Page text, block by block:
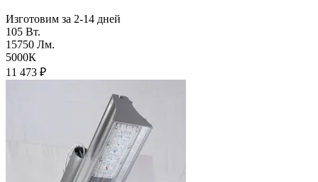
Изготовим за 2-14 дней
105 Вт.
15750 Лм.
5000К
11 473 ₽